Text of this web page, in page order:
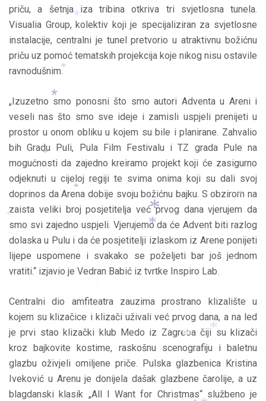
priču, a šetnja iza tribina otkriva tri svjetlosna tunela.
Visualia Group, kolektiv koji je specijaliziran za svjetlosne
instalacije, centralni je tunel pretvorio u atraktivnu božićnu
priču uz pomoć tematskih projekcija koje nikog nisu ostavile
ravnodušnim.
„Izuzetno smo ponosni što smo autori Adventa u Areni i
veseli nas što smo sve ideje i zamisli uspjeli prenijeti u
prostor u onom obliku u kojem su bile i planirane. Zahvalio
bih Gradu Puli, Pula Film Festivalu i TZ grada Pule na
mogućnosti da zajedno kreiramo projekt koji će zasigurno
odjeknuti u cijeloj regiji te svima onima koji su dali svoj
doprinos da Arena dobije svoju božićnu bajku. S obzirom na
zaista veliki broj posjetitelja već prvog dana vjerujem da
smo svi zajedno uspjeli. Vjerujemo da će Advent biti razlog
dolaska u Pulu i da će posjetitelji izlaskom iz Arene ponijeti
lijepe uspomene i svakako se poželjeti bar još jednom
vratiti.“ izjavio je Vedran Babić iz tvrtke Inspiro Lab.
Centralni dio amfiteatra zauzima prostrano klizalište u
kojem su klizačice i klizači uživali već prvog dana, a na led
je prvi stao klizački klub Medo iz Zagreba čiji su klizači
kroz bajkovite kostime, raskošnu scenografiju i baletnu
glazbu oživjeli omiljene priče. Pulska glazbenica Kristina
Iveković u Arenu je donijela dašak glazbene čarolije, a uz
blagdanski klasik „All I Want for Christmas“ službeno je
*
*
*
*
*
*
*
*
*
*
*
*
*
*
*
*
*
*
*